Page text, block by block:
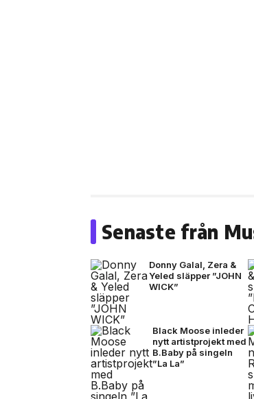
Senaste från
Donny Galal, Zera &
Yeled släpper ”JOHN
WICK”
Black Moose inleder
nytt artistprojekt med
B.Baby på singeln
”La La”